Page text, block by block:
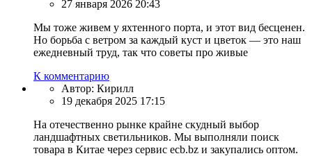
27 января 2026 20:43
Мы тоже живем у яхтенного порта, и этот вид бесценен.
Но борьба с ветром за каждый куст и цветок — это наш
ежедневный труд, так что советы про живые
К комментарию
Автор: Кирилл
19 декабря 2025 17:15
На отечественно рынке крайне скудный выбор
ландшафтных светильников. Мы выполняли поиск
товара в Китае через сервис ecb.bz и закупались оптом.